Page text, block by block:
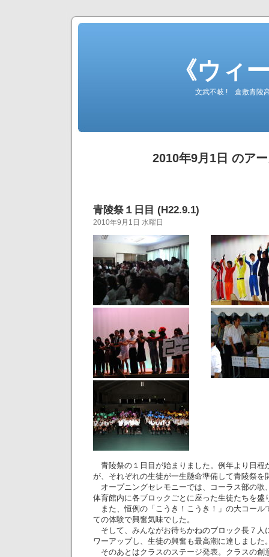
《ウィ
文武不岐 ! 倉敷青陵
2010年9月1日 のア
青陵祭１日目 (H22.9.1)
2010年9月1日 水曜日
青陵祭の１日目が始まりました。例年より日程
が、それぞれの生徒が一生懸命準備して青陵祭を
オープニングセレモニーでは、コーラス部の歌
体育館内に各ブロックごとに座った生徒たちを盛
また、恒例の「こうき！こうき！」の大コール
ての体験で興奮気味でした。
そして、みんながお待ちかねのブロック長７人
ワーアップし、生徒の興奮も最高潮に達しました
そのあとはクラスのステージ発表。クラスの創